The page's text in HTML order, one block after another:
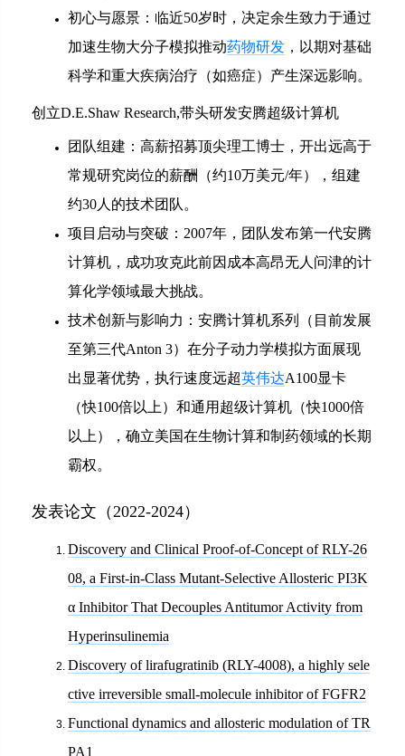
初心与愿景：临近50岁时，决定余生致力于通过
加速生物大分子模拟推动药物研发 ，以期对基础
科学和重大疾病治疗（如癌症）产生深远影响。
创立D.E.Shaw Research,带头研发安腾超级计算机
团队组建：高薪招募顶尖理工博士，开出远高于
常规研究岗位的薪酬（约10万美元/年），组建
约30人的技术团队。
项目启动与突破：2007年，团队发布第一代安腾
计算机，成功攻克此前因成本高昂无人问津的计
算化学领域最大挑战。
技术创新与影响力：安腾计算机系列（目前发展
至第三代Anton 3）在分子动力学模拟方面展现
出显著优势，执行速度远超英伟达A100显卡
（快100倍以上）和通用超级计算机（快1000倍
以上），确立美国在生物计算和制药领域的长期
霸权。
发表论文（2022-2024）
Discovery and Clinical Proof-of-Concept of RLY-26
08, a First-in-Class Mutant-Selective Allosteric PI3K
α Inhibitor That Decouples Antitumor Activity from
Hyperinsulinemia
Discovery of lirafugratinib (RLY-4008), a highly sele
ctive irreversible small-molecule inhibitor of FGFR2
Functional dynamics and allosteric modulation of TR
PA1